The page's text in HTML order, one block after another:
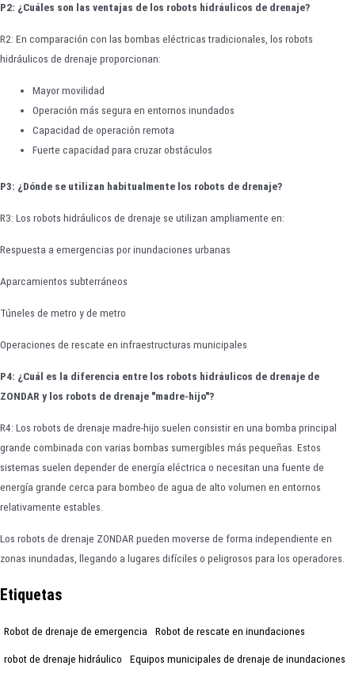
P2: ¿Cuáles son las ventajas de los robots hidráulicos de drenaje?
R2: En comparación con las bombas eléctricas tradicionales, los robots
hidráulicos de drenaje proporcionan:
Mayor movilidad
Operación más segura en entornos inundados
Capacidad de operación remota
Fuerte capacidad para cruzar obstáculos
P3: ¿Dónde se utilizan habitualmente los robots de drenaje?
R3: Los robots hidráulicos de drenaje se utilizan ampliamente en:
Respuesta a emergencias por inundaciones urbanas
Aparcamientos subterráneos
Túneles de metro y de metro
Operaciones de rescate en infraestructuras municipales
P4: ¿Cuál es la diferencia entre los robots hidráulicos de drenaje de
ZONDAR y los robots de drenaje "madre-hijo"?
R4: Los robots de drenaje madre-hijo suelen consistir en una bomba principal
grande combinada con varias bombas sumergibles más pequeñas. Estos
sistemas suelen depender de energía eléctrica o necesitan una fuente de
energía grande cerca para bombeo de agua de alto volumen en entornos
relativamente estables.
Los robots de drenaje ZONDAR pueden moverse de forma independiente en
zonas inundadas, llegando a lugares difíciles o peligrosos para los operadores.
Etiquetas
Robot de drenaje de emergencia Robot de rescate en inundaciones
robot de drenaje hidráulico Equipos municipales de drenaje de inundaciones